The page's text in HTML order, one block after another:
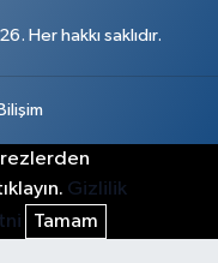
Her hakkı saklıdır.
Gizlilik
Tamam